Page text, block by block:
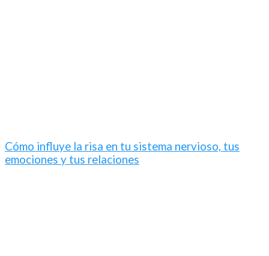
Cómo influye la risa en tu sistema nervioso, tus
emociones y tus relaciones